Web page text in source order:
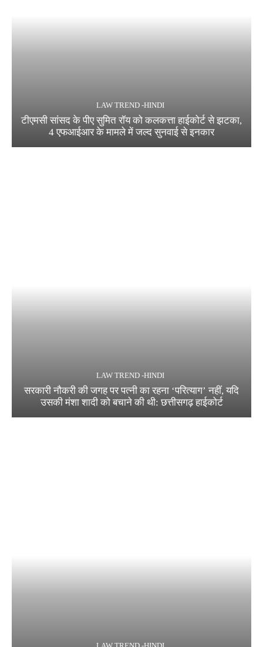
LAW TREND -HINDI
टीएमसी सांसद के पीए सुमित रॉय को कलकत्ता हाईकोर्ट से झटका,
4 एफआईआर के मामले में जल्द सुनवाई से इनकार
LAW TREND -HINDI
सरकारी नौकरी की जगह पर पत्नी का रहना ‘परित्याग’ नहीं, यदि
उसकी मंशा शादी को बचाने की थी: छत्तीसगढ़ हाईकोर्ट